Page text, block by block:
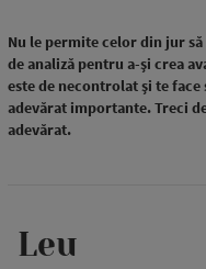
Nu le permite celor din jur
de analiză pentru a-și crea
este de necontrolat și te
adevărat importante. Treci
adevărat.
Leu